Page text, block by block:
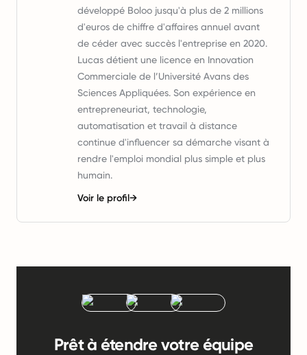
développé Boloo jusqu'à plus de 2 millions
d'euros de chiffre d'affaires annuel avant
de céder avec succès l'entreprise en 2020.
Lucas détient une licence en Innovation
Commerciale de l’Université Avans des
Sciences Appliquées. Son expérience en
entrepreneuriat, technologie,
automatisation et travail à distance
continue d'influencer sa démarche visant à
rendre l'emploi mondial plus simple et plus
humain.
Voir le profil→
Prêt à étendre votre équipe